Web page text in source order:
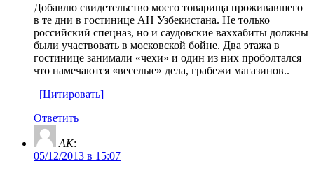
Добавлю свидетельство моего товарища проживавшего
в те дни в гостинице АН Узбекистана. Не только
российский спецназ, но и саудовские ваххабиты должны
были участвовать в московской бойне. Два этажа в
гостинице занимали «чехи» и один из них проболтался
что намечаются «веселые» дела, грабежи магазинов..
[Цитировать]
Ответить
AK:
05/12/2013 в 15:07